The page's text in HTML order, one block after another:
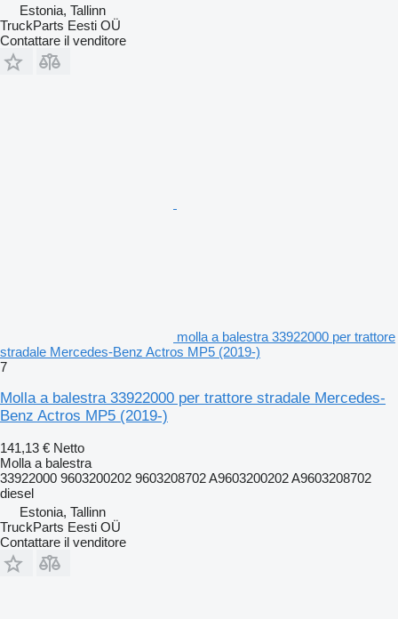
Estonia, Tallinn
TruckParts Eesti OÜ
Contattare il venditore
molla a balestra 33922000 per trattore
stradale Mercedes-Benz Actros MP5 (2019-)
7
Molla a balestra 33922000 per trattore stradale Mercedes-
Benz Actros MP5 (2019-)
141,13 € Netto
Molla a balestra
33922000 9603200202 9603208702 A9603200202 A9603208702
diesel
Estonia, Tallinn
TruckParts Eesti OÜ
Contattare il venditore